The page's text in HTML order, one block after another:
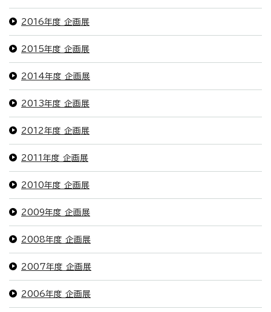
2016年度 企画展
2015年度 企画展
2014年度 企画展
2013年度 企画展
2012年度 企画展
2011年度 企画展
2010年度 企画展
2009年度 企画展
2008年度 企画展
2007年度 企画展
2006年度 企画展